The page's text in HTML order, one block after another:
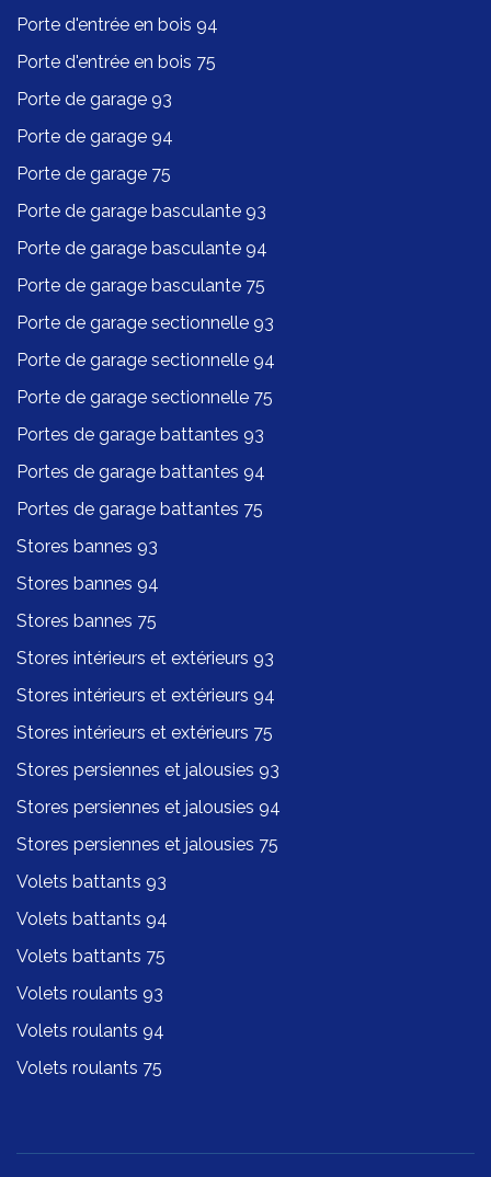
Porte d'entrée en bois 94
Porte d'entrée en bois 75
Porte de garage 93
Porte de garage 94
Porte de garage 75
Porte de garage basculante 93
Porte de garage basculante 94
Porte de garage basculante 75
Porte de garage sectionnelle 93
Porte de garage sectionnelle 94
Porte de garage sectionnelle 75
Portes de garage battantes 93
Portes de garage battantes 94
Portes de garage battantes 75
Stores bannes 93
Stores bannes 94
Stores bannes 75
Stores intérieurs et extérieurs 93
Stores intérieurs et extérieurs 94
Stores intérieurs et extérieurs 75
Stores persiennes et jalousies 93
Stores persiennes et jalousies 94
Stores persiennes et jalousies 75
Volets battants 93
Volets battants 94
Volets battants 75
Volets roulants 93
Volets roulants 94
Volets roulants 75